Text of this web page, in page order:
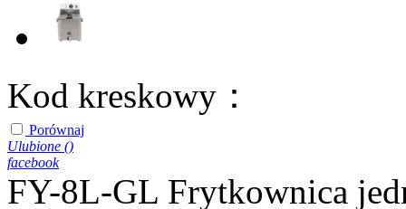
Kod kreskowy：
Porównaj
Ulubione ()
facebook
FY-8L-GL Frytkownica